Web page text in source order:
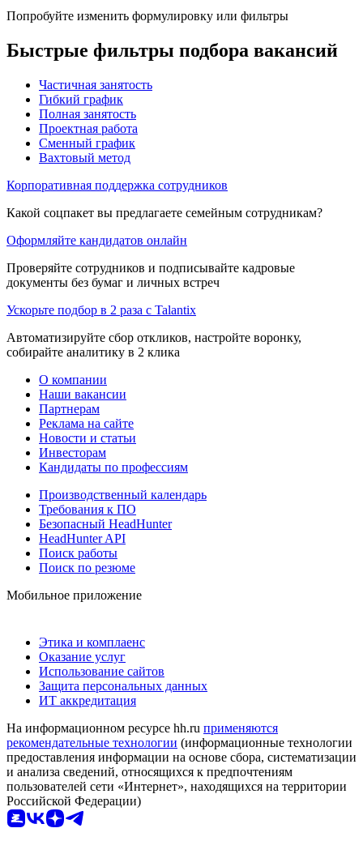
Попробуйте изменить формулировку или фильтры
Быстрые фильтры подбора вакансий
Частичная занятость
Гибкий график
Полная занятость
Проектная работа
Сменный график
Вахтовый метод
Корпоративная поддержка сотрудников
Какой соцпакет вы предлагаете семейным сотрудникам?
Оформляйте кандидатов онлайн
Проверяйте сотрудников и подписывайте кадровые
документы без бумаг и личных встреч
Ускорьте подбор в 2 раза с Talantix
Автоматизируйте сбор откликов, настройте воронку,
собирайте аналитику в 2 клика
О компании
Наши вакансии
Партнерам
Реклама на сайте
Новости и статьи
Инвесторам
Кандидаты по профессиям
Производственный календарь
Требования к ПО
Безопасный HeadHunter
HeadHunter API
Поиск работы
Поиск по резюме
Мобильное приложение
Этика и комплаенс
Оказание услуг
Использование сайтов
Защита персональных данных
ИТ аккредитация
На информационном ресурсе hh.ru применяются
рекомендательные технологии (информационные технологии
предоставления информации на основе сбора, систематизации
и анализа сведений, относящихся к предпочтениям
пользователей сети «Интернет», находящихся на территории
Российской Федерации)